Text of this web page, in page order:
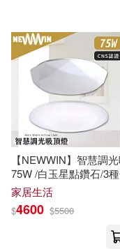
盧紹東等（主編
紀朋濤，陶佩君
胡玉冰(1)
胡玉智，夏紹
軍職編輯小組
上海古籍出版社
中國友誼出版公
中國工人出版社
中國建築工業出
中國經濟出版社
可海外宅配(22)
可港澳店取(22)
可新加坡店取(22)
可菲律賓店取
【NEWWIN】智慧調
75W /白玉星點鑽石/3
式隨意調光 經典白玉
家居生活
$4600 $5500